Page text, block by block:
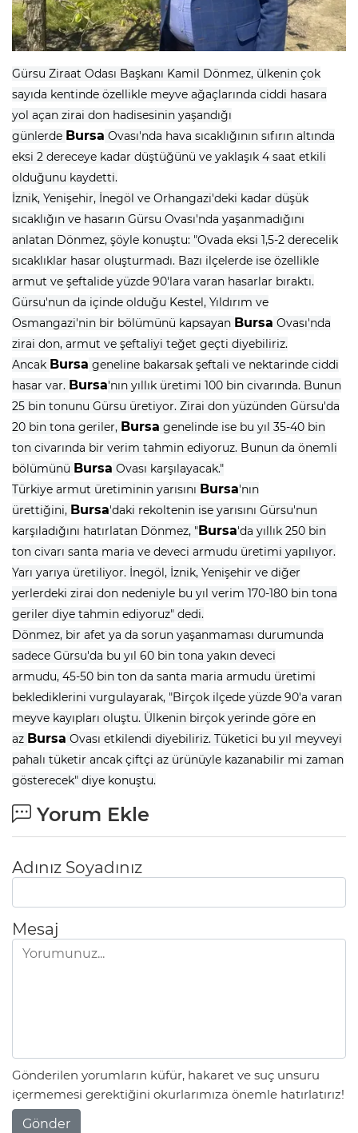
Gürsu Ziraat Odası Başkanı Kamil Dönmez, ülkenin çok
sayıda kentinde özellikle meyve ağaçlarında ciddi hasara
yol açan zirai don hadisesinin yaşandığı
günlerde Bursa Ovası'nda hava sıcaklığının sıfırın altında
eksi 2 dereceye kadar düştüğünü ve yaklaşık 4 saat etkili
olduğunu kaydetti.
İznik, Yenişehir, İnegöl ve Orhangazi'deki kadar düşük
sıcaklığın ve hasarın Gürsu Ovası'nda yaşanmadığını
anlatan Dönmez, şöyle konuştu: "Ovada eksi 1,5-2 derecelik
sıcaklıklar hasar oluşturmadı. Bazı ilçelerde ise özellikle
armut ve şeftalide yüzde 90'lara varan hasarlar bıraktı.
Gürsu'nun da içinde olduğu Kestel, Yıldırım ve
Osmangazi'nin bir bölümünü kapsayan Bursa Ovası'nda
zirai don, armut ve şeftaliyi teğet geçti diyebiliriz.
Ancak Bursa geneline bakarsak şeftali ve nektarinde ciddi
hasar var. Bursa'nın yıllık üretimi 100 bin civarında. Bunun
25 bin tonunu Gürsu üretiyor. Zirai don yüzünden Gürsu'da
20 bin tona geriler, Bursa genelinde ise bu yıl 35-40 bin
ton civarında bir verim tahmin ediyoruz. Bunun da önemli
bölümünü Bursa Ovası karşılayacak."
Türkiye armut üretiminin yarısını Bursa'nın
ürettiğini, Bursa'daki rekoltenin ise yarısını Gürsu'nun
karşıladığını hatırlatan Dönmez, "Bursa'da yıllık 250 bin
ton civarı santa maria ve deveci armudu üretimi yapılıyor.
Yarı yarıya üretiliyor. İnegöl, İznik, Yenişehir ve diğer
yerlerdeki zirai don nedeniyle bu yıl verim 170-180 bin tona
geriler diye tahmin ediyoruz" dedi.
Dönmez, bir afet ya da sorun yaşanmaması durumunda
sadece Gürsu'da bu yıl 60 bin tona yakın deveci
armudu, 45-50 bin ton da santa maria armudu üretimi
beklediklerini vurgulayarak, "Birçok ilçede yüzde 90'a varan
meyve kayıpları oluştu. Ülkenin birçok yerinde göre en
az Bursa Ovası etkilendi diyebiliriz. Tüketici bu yıl meyveyi
pahalı tüketir ancak çiftçi az ürünüyle kazanabilir mi zaman
gösterecek" diye konuştu.
Yorum Ekle
Adınız Soyadınız
Mesaj
Gönderilen yorumların küfür, hakaret ve suç unsuru
içermemesi gerektiğini okurlarımıza önemle hatırlatırız!
Gönder